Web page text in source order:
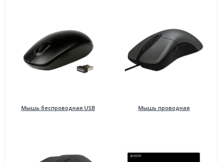
Мышь беспроводная USB Мышь проводная